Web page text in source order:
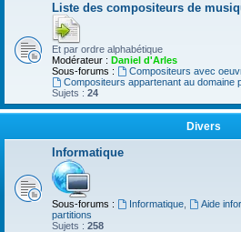
Liste des compositeurs de
Et par ordre alphabétique
Modérateur : Daniel d'Arles
Sous-forums :
Compositeurs avec
Compositeurs appartenant au domaine
Sujets : 24
Divers
Informatique
Sous-forums : Informatique, Aide
partitions
Sujets : 258